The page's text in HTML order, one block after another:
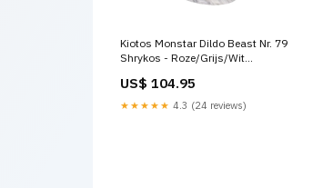
Kiotos Monstar Dildo Beast Nr. 79
Shrykos - Roze/Grijs/Wit
US$ 104.95
★★★★★ 4.3 (24 reviews)